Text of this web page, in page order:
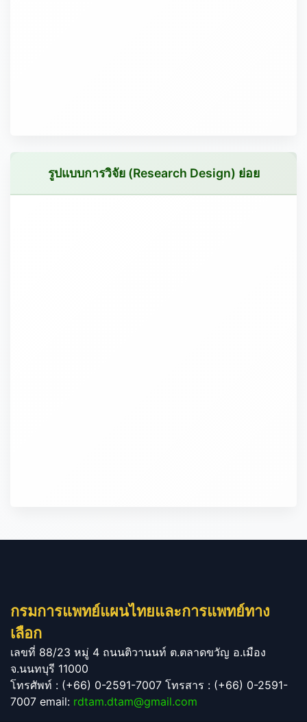
รูปแบบการวิจัย (Research Design) ย่อย
กรมการแพทย์แผนไทยและการแพทย์ทาง
เลือก
เลขที่ 88/23 หมู่ 4 ถนนติวานนท์ ต.ตลาดขวัญ อ.เมือง
จ.นนทบุรี 11000
โทรศัพท์ : (+66) 0-2591-7007 โทรสาร : (+66) 0-2591-
7007 email: rdtam.dtam@gmail.com